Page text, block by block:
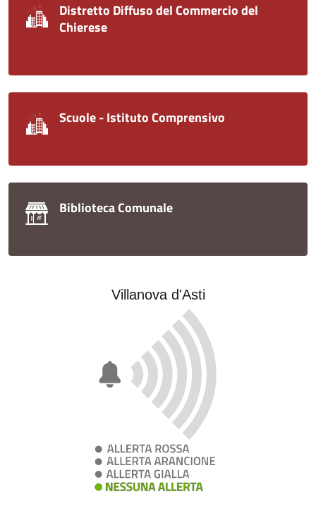
Distretto Diffuso del Commercio del
Chierese
Scuole - Istituto Comprensivo
Biblioteca Comunale